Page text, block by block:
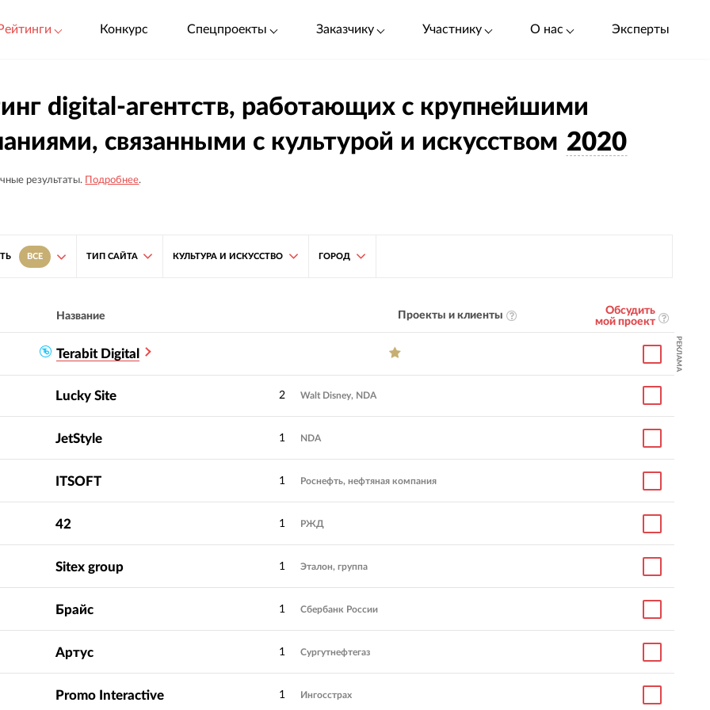
Конкурс Спецпроекты Заказчику Участнику О нас Эксперты
digital-агентств, работающих с крупнейшими
связанными с культурой и искусством 2020
результаты. Подробнее.
ВСЕ ТИП САЙТА КУЛЬТУРА И ИСКУССТВО ГОРОД
Название Проекты и клиенты
Обсудить
мой проект
Terabit Digital РЕКЛАМА
Lucky Site 2 Walt Disney, NDA
JetStyle 1 NDA
ITSOFT 1 Роснефть, нефтяная компания
42 1 РЖД
Sitex group 1 Эталон, группа
Брайс 1 Сбербанк России
Артус 1 Сургутнефтегаз
Promo Interactive 1 Ингосстрах